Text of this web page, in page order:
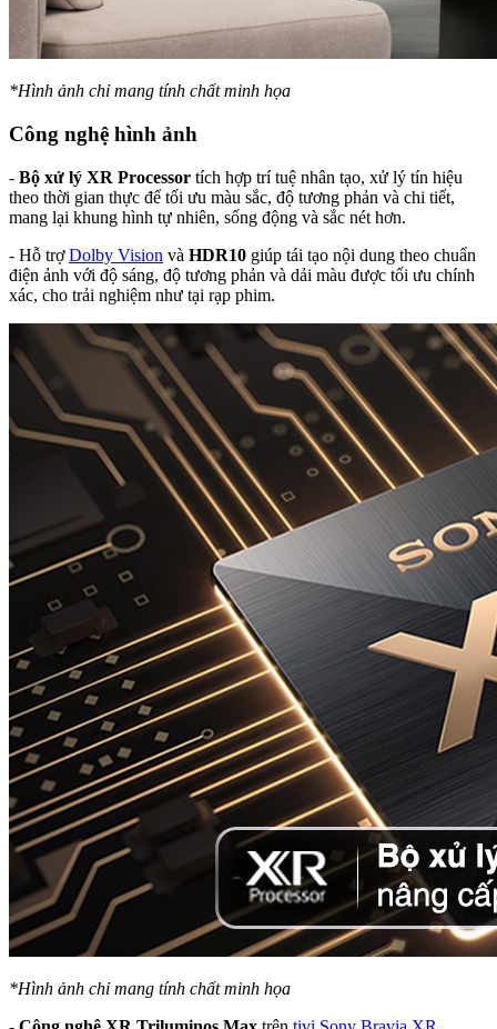
*Hình ảnh chỉ mang tính chất minh họa
Công nghệ hình ảnh
- Bộ xử lý XR Processor tích hợp trí tuệ nhân tạo, xử lý tín hiệu
theo thời gian thực để tối ưu màu sắc, độ tương phản và chi tiết,
mang lại khung hình tự nhiên, sống động và sắc nét hơn.
- Hỗ trợDolby Vision và HDR10 giúp tái tạo nội dung theo chuẩn
điện ảnh với độ sáng, độ tương phản và dải màu được tối ưu chính
xác, cho trải nghiệm như tại rạp phim.
*Hình ảnh chỉ mang tính chất minh họa